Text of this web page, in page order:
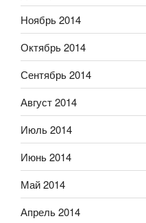
Ноябрь 2014
Октябрь 2014
Сентябрь 2014
Август 2014
Июль 2014
Июнь 2014
Май 2014
Апрель 2014